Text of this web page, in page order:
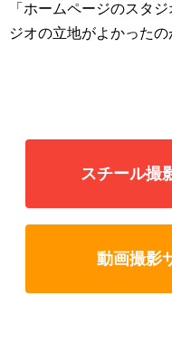
「ホームページのスタ
ジオの立地がよかったの
スチール撮
動画撮影